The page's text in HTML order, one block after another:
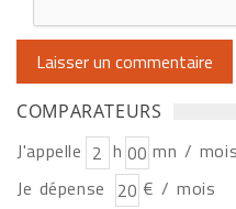
COMPARATEURS
J'appelle h
mn / mois
Je dépense
€ / mois